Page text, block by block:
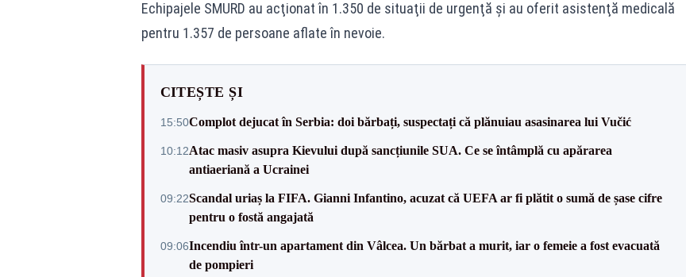
Echipajele SMURD au acţionat în 1.350 de situaţii de urgenţă şi au oferit asistenţă medicală
pentru 1.357 de persoane aflate în nevoie.
CITEȘTE ȘI
15:50Complot dejucat în Serbia: doi bărbați, suspectați că plănuiau asasinarea lui Vučić
10:12Atac masiv asupra Kievului după sancțiunile SUA. Ce se întâmplă cu apărarea
antiaeriană a Ucrainei
09:22Scandal uriaș la FIFA. Gianni Infantino, acuzat că UEFA ar fi plătit o sumă de șase cifre
pentru o fostă angajată
09:06Incendiu într-un apartament din Vâlcea. Un bărbat a murit, iar o femeie a fost evacuată
de pompieri